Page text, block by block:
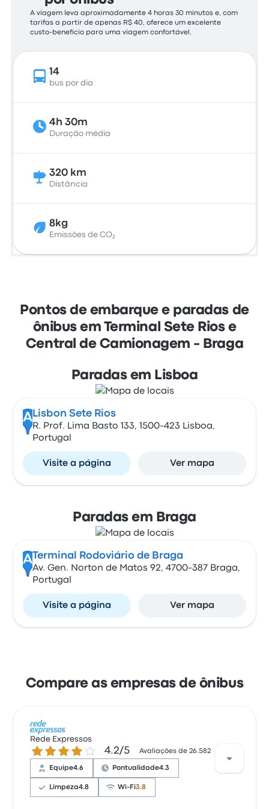
A viagem leva aproximadamente 4 horas 30 minutos e, com
tarifas a partir de apenas R$ 40, oferece um excelente
custo-benefício para uma viagem confortável.
14
bus por dia
4h 30m
Duração média
320 km
Distância
8kg
Emissões de CO₂
Pontos de embarque e paradas de
ônibus em Terminal Sete Rios e
Central de Camionagem - Braga
Paradas em Lisboa
A Lisbon Sete Rios
R. Prof. Lima Basto 133, 1500-423 Lisboa,
Portugal
Visite a página Ver mapa
Paradas em Braga
A Terminal Rodoviário de Braga
Av. Gen. Norton de Matos 92, 4700-387 Braga,
Portugal
Visite a página Ver mapa
Compare as empresas de ônibus
Rede Expressos
4.2 de 5 estrelas 4.2/5 Avaliações de 26.582
Equipe4.6 Pontualidade4.3
Limpeza4.8 Wi-Fi3.8